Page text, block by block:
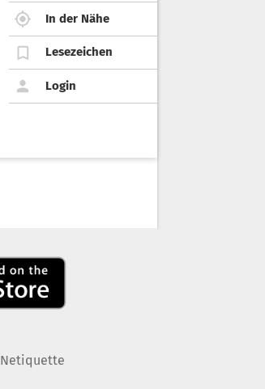
In der Nähe
Lesezeichen
Login
Netiquette